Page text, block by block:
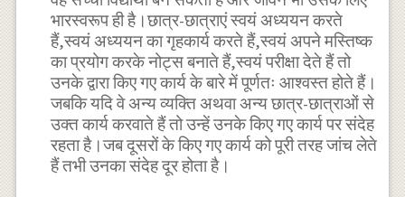
भारस्वरूप ही है।छात्र-छात्राएं स्वयं अध्ययन करते
हैं,स्वयं अध्ययन का गृहकार्य करते हैं,स्वयं अपने मस्तिष्क
का प्रयोग करके नोट्स बनाते हैं,स्वयं परीक्षा देते हैं तो
उनके द्वारा किए गए कार्य के बारे में पूर्णतः आश्वस्त होते हैं।
जबकि यदि वे अन्य व्यक्ति अथवा अन्य छात्र-छात्राओं से
उक्त कार्य करवाते हैं तो उन्हें उनके किए गए कार्य पर संदेह
रहता है।जब दूसरों के किए गए कार्य को पूरी तरह जांच लेते
हैं तभी उनका संदेह दूर होता है।